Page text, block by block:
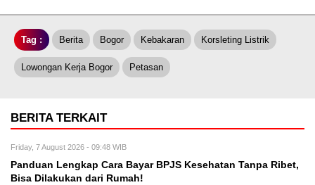
Tag : Berita Bogor Kebakaran Korsleting Listrik
Lowongan Kerja Bogor Petasan
BERITA TERKAIT
Friday, 7 August 2026 - 09:48 WIB
Panduan Lengkap Cara Bayar BPJS Kesehatan Tanpa Ribet,
Bisa Dilakukan dari Rumah!